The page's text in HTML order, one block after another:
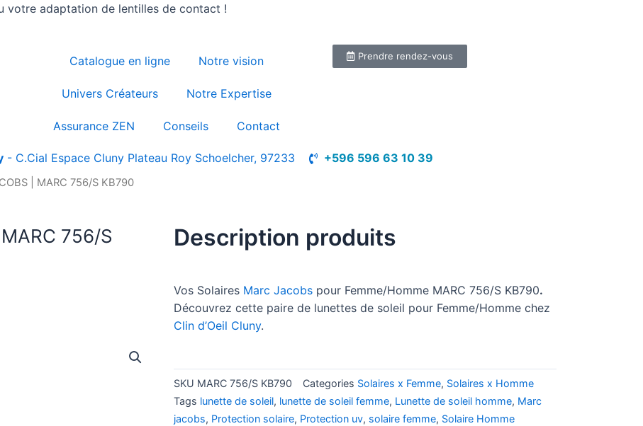
votre adaptation de lentilles de contact !
Catalogue en ligne Notre vision
Univers Créateurs Notre Expertise
Assurance ZEN Conseils Contact
Prendre rendez-vous
- C.Cial Espace Cluny Plateau Roy Schoelcher, 97233 +596 596 63 10 39
| MARC 756/S KB790
756/S
Description produits
Vos Solaires Marc Jacobs pour Femme/Homme MARC 756/S KB790.
Découvrez cette paire de lunettes de soleil pour Femme/Homme chez
Clin d’Oeil Cluny.
SKU MARC 756/S KB790 Categories Solaires x Femme, Solaires x Homme
Tags lunette de soleil, lunette de soleil femme, Lunette de soleil homme, Marc
jacobs, Protection solaire, Protection uv, solaire femme, Solaire Homme